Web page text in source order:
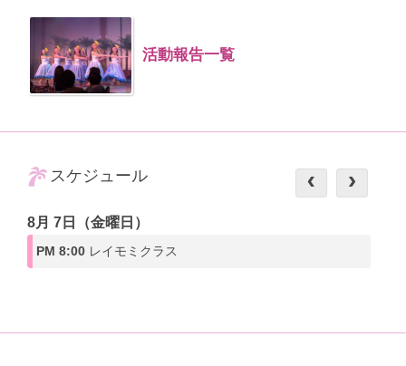
活動報告一覧
スケジュール
8月 7日（金曜日）
PM 8:00 レイモミクラス